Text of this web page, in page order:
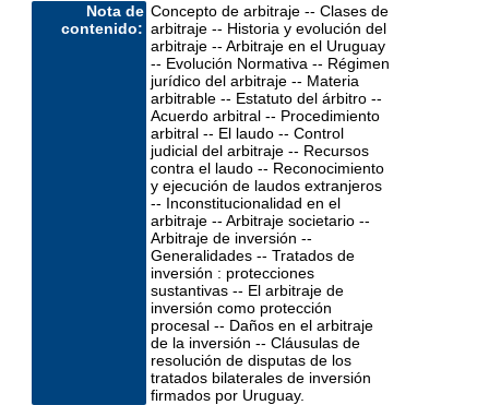
Nota de
contenido:
Concepto de arbitraje -- Clases de
arbitraje -- Historia y evolución del
arbitraje -- Arbitraje en el Uruguay
-- Evolución Normativa -- Régimen
jurídico del arbitraje -- Materia
arbitrable -- Estatuto del árbitro --
Acuerdo arbitral -- Procedimiento
arbitral -- El laudo -- Control
judicial del arbitraje -- Recursos
contra el laudo -- Reconocimiento
y ejecución de laudos extranjeros
-- Inconstitucionalidad en el
arbitraje -- Arbitraje societario --
Arbitraje de inversión --
Generalidades -- Tratados de
inversión : protecciones
sustantivas -- El arbitraje de
inversión como protección
procesal -- Daños en el arbitraje
de la inversión -- Cláusulas de
resolución de disputas de los
tratados bilaterales de inversión
firmados por Uruguay.